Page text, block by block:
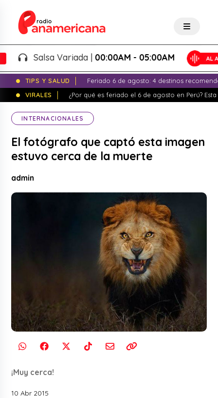
Salsa Variada |00:00AM - 05:00AM
TIPS Y SALUD
Feriado 6 de agosto: 4 destinos
VIRALES
¿Por qué es feriado el 6 de agosto en Perú?
INTERNACIONALES
El fotógrafo que captó esta imagen
estuvo cerca de la muerte
admin
¡Muy cerca!
10 Abr 2015